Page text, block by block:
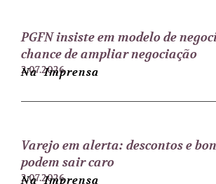
PGFN insiste em modelo de
chance de ampliar negociação
2.07.2026
Na Imprensa
Varejo em alerta: descontos e
podem sair caro
2.07.2026
Na Imprensa